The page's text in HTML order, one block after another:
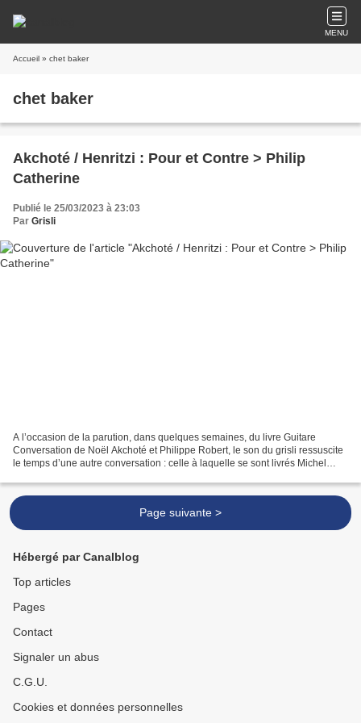
MENU
Accueil » chet baker
chet baker
Akchoté / Henritzi : Pour et Contre > Philip
Catherine
Publié le 25/03/2023 à 23:03
Par Grisli
A l’occasion de la parution, dans quelques semaines, du livre Guitare
Conversation de Noël Akchoté et Philippe Robert, le son du grisli ressuscite
le temps d’une autre conversation : celle à laquelle se sont livrés Michel
Page suivante >
Hébergé par Canalblog
Top articles
Pages
Contact
Signaler un abus
C.G.U.
Cookies et données personnelles